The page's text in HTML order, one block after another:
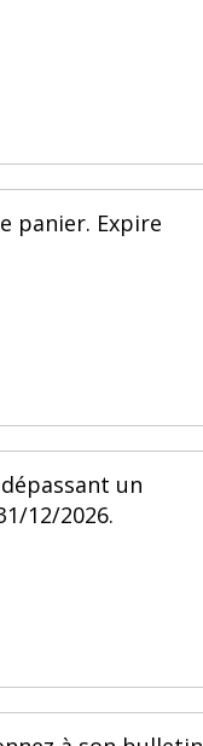
panier. Expire
un
12/2026.